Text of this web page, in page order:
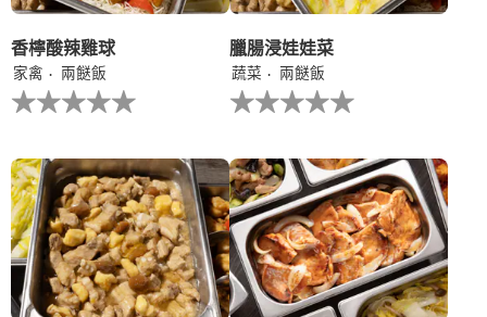
香檸酸辣雞球
家禽
兩餸飯
没
有
个
recipe
提
交
评
级
臘腸浸娃娃菜
蔬菜
兩餸飯
没
有
个
recipe
提
交
评
级